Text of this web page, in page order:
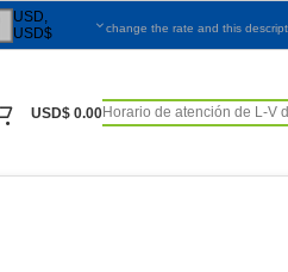
USD,
USD$
USD$ 0.00Horario de atención de L-V